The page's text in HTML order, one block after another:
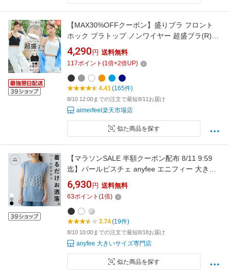
【MAX30%OFFクーポン】盛りブラ フロント
ホック ブラトップ ノンワイヤー 超盛ブラ(R)
単品ブラジャー(下着 レディース 女性 夏 春 盛
れる 盛ブラ 盛れるブラ 単品 ブラ ランジェリー
超盛りブラ ショート丈 クロップド丈 チューブ
トップ コットン かわいい下着 カップ 可愛
4,290 円 送料無料
117ポイント (1倍+2倍UP)
4.41(165件)
8/10 12:00までの注文で最短8/11お届け
aimerfeel楽天市場店
似た商品を探す
【マラソンSALE 半額クーポン配布 8/11 9:59
迄】パールビスチェ anyfee エニフィー 大きい
サイズ プラスサイズ レディース LL 3L 4L 5L
ぽっちゃり ゆったり 体型カバー
6,930 円 送料無料
63ポイント (1倍)
3.74(19件)
8/10 10:00までの注文で最短8/18お届け
anyfee 大きいサイズ専門店
似た商品を探す